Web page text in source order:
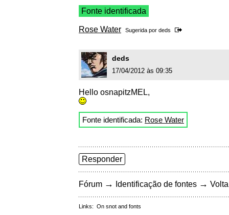
Fonte identificada
Rose Water Sugerida por deds
deds
17/04/2012 às 09:35
Hello osnapitzMEL,
Fonte identificada: Rose Water
Responder
Fórum → Identificação de fontes →
Links: On snot and fonts